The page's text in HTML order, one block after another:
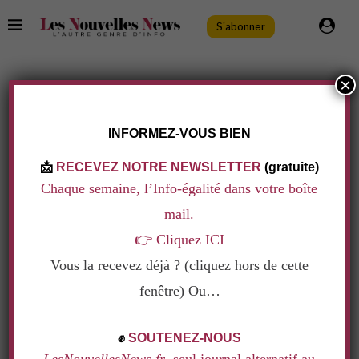
S'abonner
INFORMEZ-VOUS BIEN
📩 RECEVEZ NOTRE NEWSLETTER (gratuite)
Chaque semaine, l’Info-égalité dans votre boîte
mail.
👉 Cliquez ICI
Vous la recevez déjà ? (cliquez hors de cette
fenêtre) Ou…
✊ SOUTENEZ-NOUS
×